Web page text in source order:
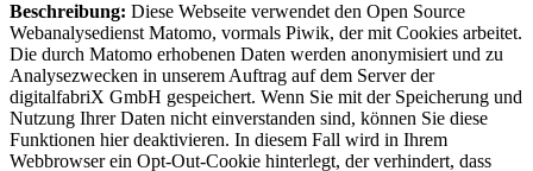
Beschreibung: Diese Webseite verwendet den Open Source
Webanalysedienst Matomo, vormals Piwik, der mit Cookies arbeitet.
Die durch Matomo erhobenen Daten werden anonymisiert und zu
Analysezwecken in unserem Auftrag auf dem Server der
digitalfabriX GmbH gespeichert. Wenn Sie mit der Speicherung und
Nutzung Ihrer Daten nicht einverstanden sind, können Sie diese
Funktionen hier deaktivieren. In diesem Fall wird in Ihrem
Webbrowser ein Opt-Out-Cookie hinterlegt, der verhindert, dass